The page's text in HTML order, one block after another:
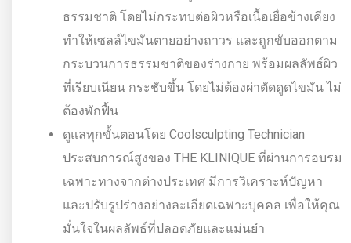
ธรรมชาติ โดยไม่กระทบต่อผิวหรือเนื้อเยื่อข้างเคียง
ทำให้เซลล์ไขมันตายอย่างถาวร และถูกขับออกตาม
กระบวนการธรรมชาติของร่างกาย พร้อมผลลัพธ์ผิว
ที่เรียบเนียน กระชับขึ้น โดยไม่ต้องผ่าตัดดูดไขมัน ไม่
ต้องพักฟื้น
ดูแลทุกขั้นตอนโดย Coolsculpting Technician
ประสบการณ์สูงของ THE KLINIQUE ที่ผ่านการอบรม
เฉพาะทางจากต่างประเทศ มีการวิเคราะห์ปัญหา
และปรับรูปร่างอย่างละเอียดเฉพาะบุคคล เพื่อให้คุณ
มั่นใจในผลลัพธ์ที่ปลอดภัยและแม่นยำ